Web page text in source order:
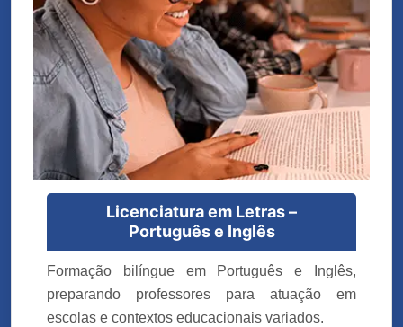
Licenciatura em Letras –
Português e Inglês
Formação bilíngue em Português e Inglês,
preparando professores para atuação em
escolas e contextos educacionais variados.